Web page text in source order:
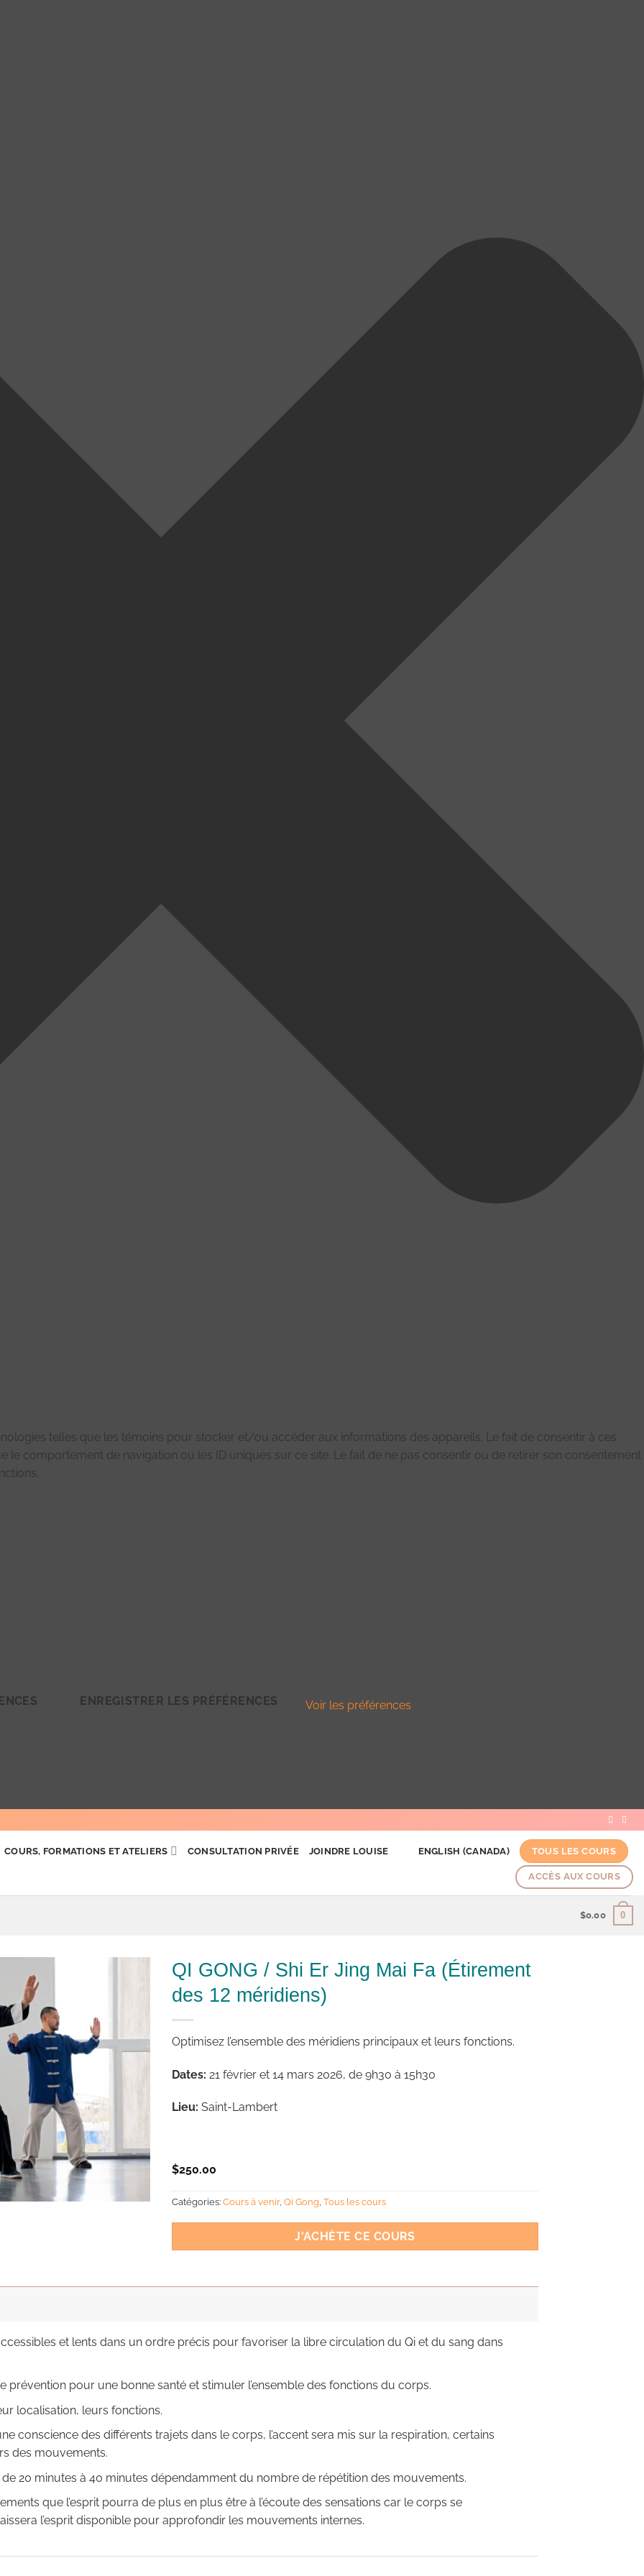
telles que les témoins pour stocker et/ou accéder aux informations des appareils. Le fait de consentir à ces
comportement de navigation ou les ID uniques sur ce site. Le fait de ne pas consentir ou de retirer son consentement
ENREGISTRER LES PRÉFÉRENCES Voir les préférences
COURS, FORMATIONS ET ATELIERS CONSULTATION PRIVÉE JOINDRE LOUISE ENGLISH (CANADA) TOUS LES COURS
ACCÈS AUX COURS
$0.00 0
QI GONG / Shi Er Jing Mai Fa (Étirement
des 12 méridiens)
Optimisez l’ensemble des méridiens principaux et leurs fonctions.
Dates: 21 février et 14 mars 2026, de 9h30 à 15h30
Lieu: Saint-Lambert
$250.00
Catégories: Cours à venir, Qi Gong Tous les cours
J'ACHÈTE CE COURS
et lents dans un ordre précis pour favoriser la libre circulation du Qi et du sang dans
prévention pour une bonne santé et stimuler l’ensemble des fonctions du corps.
localisation, leurs fonctions.
conscience des différents trajets dans le corps, l’accent sera mis sur la respiration, certains
des mouvements.
20 minutes à 40 minutes dépendamment du nombre de répétition des mouvements.
que l’esprit pourra de plus en plus être à l’écoute des sensations car le corps se
l’esprit disponible pour approfondir les mouvements internes.